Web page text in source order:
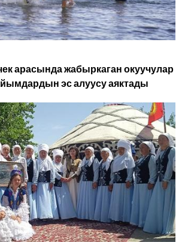
арасында жабыркаган окуучулар
эс алуусу аяктады